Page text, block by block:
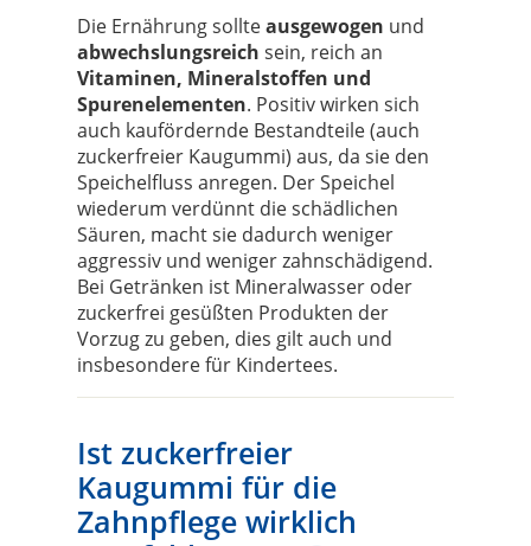
Die Ernährung sollteausgewogen und
abwechslungsreich sein, reich an
Vitaminen, Mineralstoffen und
Spurenelementen. Positiv wirken sich
auch kaufördernde Bestandteile (auch
zuckerfreier Kaugummi) aus, da sie den
Speichelfluss anregen. Der Speichel
wiederum verdünnt die schädlichen
Säuren, macht sie dadurch weniger
aggressiv und weniger zahnschädigend.
Bei Getränken ist Mineralwasser oder
zuckerfrei gesüßten Produkten der
Vorzug zu geben, dies gilt auch und
insbesondere für Kindertees.
Ist zuckerfreier
Kaugummi für die
Zahnpflege wirklich